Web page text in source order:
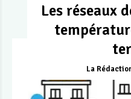
Les réseaux
La